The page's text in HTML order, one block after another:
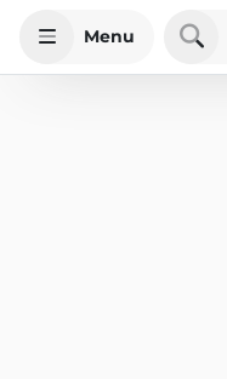
Menu